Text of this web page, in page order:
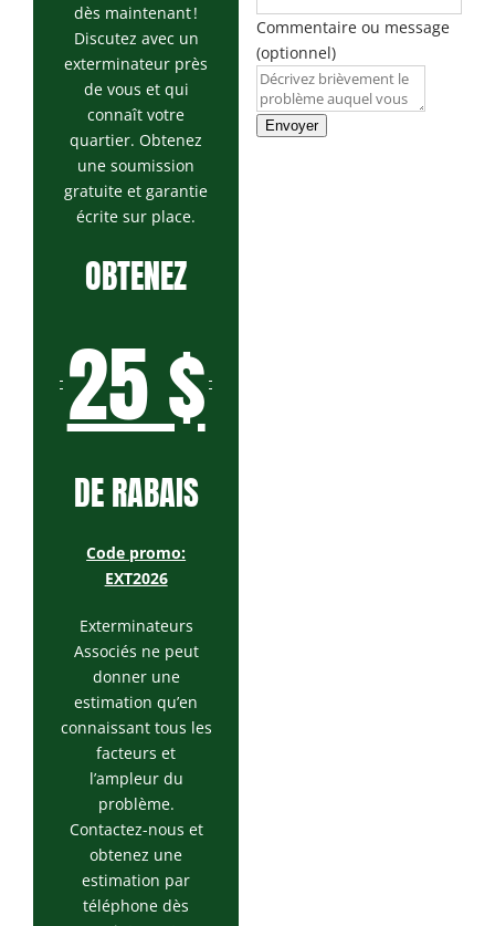
dès maintenant !
Discutez avec un
exterminateur près
de vous et qui
connaît votre
quartier. Obtenez
une soumission
gratuite et garantie
écrite sur place.
OBTENEZ
25 $
DE RABAIS
Code promo:
EXT2026
Exterminateurs
Associés ne peut
donner une
estimation qu’en
connaissant tous les
facteurs et
l’ampleur du
problème.
Contactez-nous et
obtenez une
estimation par
téléphone dès
Commentaire ou message
(optionnel)
Envoyer